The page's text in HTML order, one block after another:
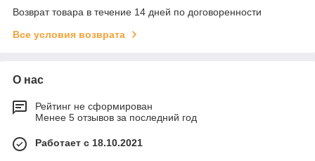
Возврат товара в течение 14 дней по договоренности
Все условия возврата
О нас
Рейтинг не сформирован
Менее 5 отзывов за последний год
Работает с 18.10.2021